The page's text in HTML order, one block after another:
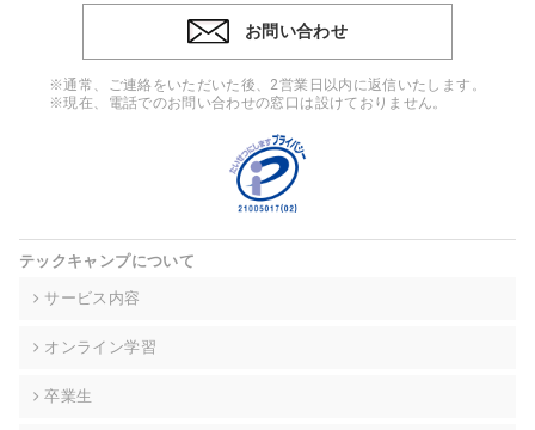
4. 個人情報の第三者提供
ンをとるために、氏名等の一部の情報をサービス内で使用する
チャットツールで発信することにより、本サービスの他の利用
者等に提供することがあります。
当社は事業運営上、前項利用目的の範囲に限って個人情報を外
高い委託先を選定し、個人情報の適正管理・機密保持について
個人情報の開示等(利用目的の通知、開示、内容の訂正・追加・
て、下記の当社問合わせ窓口に申し出ることができます。その
お問い合わせ
※通常、ご連絡をいただいた後、2営業日以内に返信いたします。
※現在、電話でのお問い合わせの窓口は設けておりません。
テックキャンプについて
サービス内容
オンライン学習
卒業生